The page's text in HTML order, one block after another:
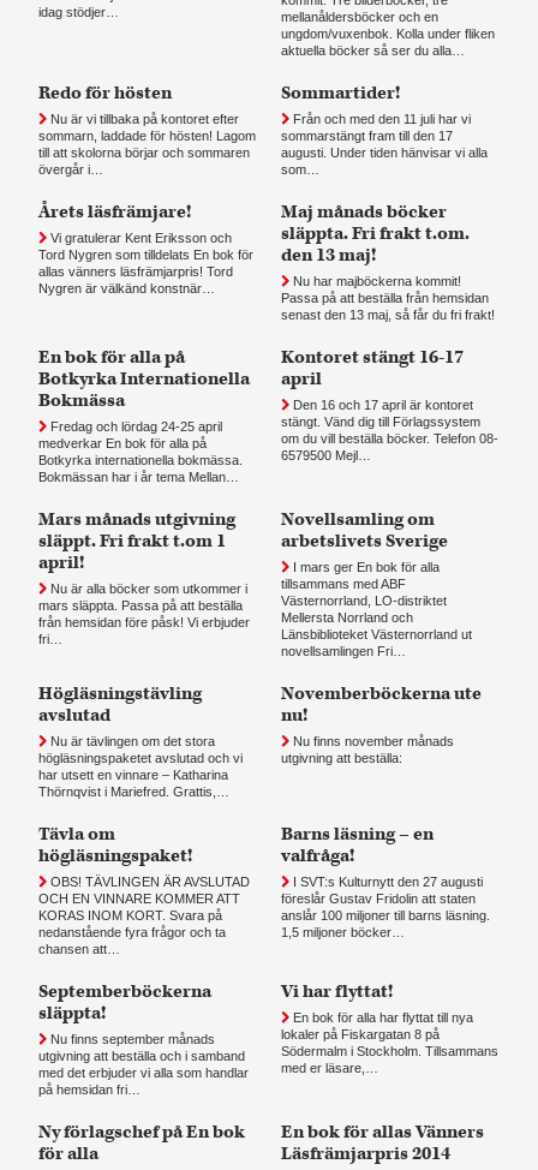
idag stödjer…
mellanåldersböcker och en
ungdom/vuxenbok. Kolla under fliken
aktuella böcker så ser du alla…
Redo för hösten
Nu är vi tillbaka på kontoret efter
sommarn, laddade för hösten! Lagom
till att skolorna börjar och sommaren
övergår i…
Sommartider!
Från och med den 11 juli har vi
sommarstängt fram till den 17
augusti. Under tiden hänvisar vi alla
som…
Årets läsfrämjare!
Vi gratulerar Kent Eriksson och
Tord Nygren som tilldelats En bok för
allas vänners läsfrämjarpris! Tord
Nygren är välkänd konstnär…
Maj månads böcker
släppta. Fri frakt t.om.
den 13 maj!
Nu har majböckerna kommit!
Passa på att beställa från hemsidan
senast den 13 maj, så får du fri frakt!
En bok för alla på
Botkyrka Internationella
Bokmässa
Fredag och lördag 24-25 april
medverkar En bok för alla på
Botkyrka internationella bokmässa.
Bokmässan har i år tema Mellan…
Kontoret stängt 16-17
april
Den 16 och 17 april är kontoret
stängt. Vänd dig till Förlagssystem
om du vill beställa böcker. Telefon 08-
6579500 Mejl…
Mars månads utgivning
släppt. Fri frakt t.om 1
april!
Nu är alla böcker som utkommer i
mars släppta. Passa på att beställa
från hemsidan före påsk! Vi erbjuder
fri…
Novellsamling om
arbetslivets Sverige
I mars ger En bok för alla
tillsammans med ABF
Västernorrland, LO-distriktet
Mellersta Norrland och
Länsbiblioteket Västernorrland ut
novellsamlingen Fri…
Högläsningstävling
avslutad
Nu är tävlingen om det stora
högläsningspaketet avslutad och vi
har utsett en vinnare – Katharina
Thörnqvist i Mariefred. Grattis,…
Novemberböckerna ute
nu!
Nu finns november månads
utgivning att beställa:
Tävla om
högläsningspaket!
OBS! TÄVLINGEN ÄR AVSLUTAD
OCH EN VINNARE KOMMER ATT
KORAS INOM KORT. Svara på
nedanstående fyra frågor och ta
chansen att…
Barns läsning – en
valfråga!
I SVT:s Kulturnytt den 27 augusti
föreslår Gustav Fridolin att staten
anslår 100 miljoner till barns läsning.
1,5 miljoner böcker…
Septemberböckerna
släppta!
Nu finns september månads
utgivning att beställa och i samband
med det erbjuder vi alla som handlar
på hemsidan fri…
Vi har flyttat!
En bok för alla har flyttat till nya
lokaler på Fiskargatan 8 på
Södermalm i Stockholm. Tillsammans
med er läsare,…
Ny förlagschef på En bok
för alla
En bok för allas Vänners
Läsfrämjarpris 2014